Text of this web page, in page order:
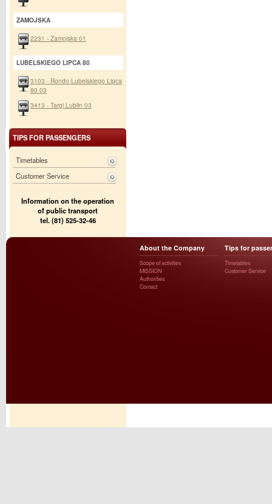
ZAMOJSKA
2231 - Zamojska 01
LUBELSKIEGO LIPCA 80
3103 - Rondo Lubelskiego Lipca
80 03
3413 - Targi Lublin 03
TIPS FOR PASSENGERS
Timetables
Customer Service
Information on the operation
of public transport
tel. (81) 525-32-46
About the Company
Scope of activities
MISSION
Authorities
Contact
Tips for
Timetables
Customer Service